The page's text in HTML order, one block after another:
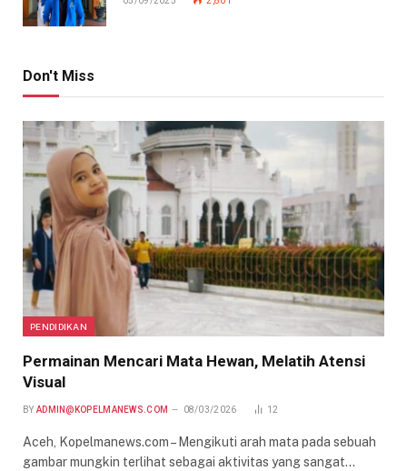
Don't Miss
PENDIDIKAN
Permainan Mencari Mata Hewan, Melatih Atensi
Visual
BY ADMIN@KOPELMANEWS.COM 08/03/2026 12
Aceh, Kopelmanews.com – Mengikuti arah mata pada sebuah
gambar mungkin terlihat sebagai aktivitas yang sangat…